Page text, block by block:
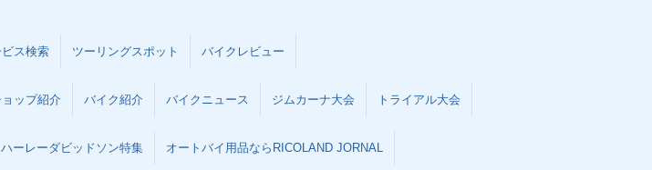
ス検索 ツーリングスポット バイクレビュー
ップ紹介 バイク紹介 バイクニュース ジムカーナ大会 トライアル大会
ハーレーダビッドソン特集 オートバイ用品ならRICOLAND JORNAL